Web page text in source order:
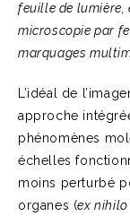
feuille de lumière,
microscopie par
marquages
L’idéal de
approche
phénomènes
échelles
moins perturbé
organes (ex nihilo